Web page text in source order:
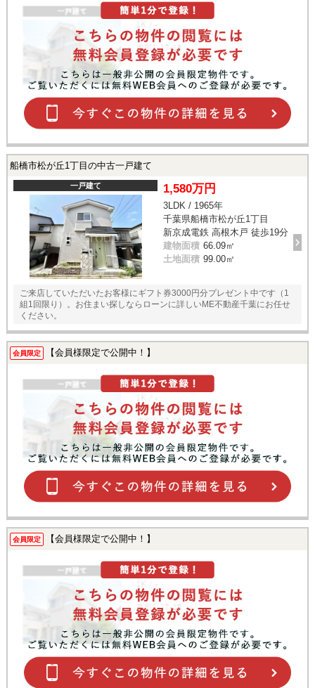
船橋市松が丘1丁目の中古一戸建て
一戸建て 1,580万円
3LDK / 1965年
千葉県船橋市松が丘1丁目
新京成電鉄 高根木戸 徒歩19分
建物面積 66.09㎡
土地面積 99.00㎡
ご来店していただいたお客様にギフト券3000円分プレゼント中です（1
組1回限り）。お住まい探しならローンに詳しいME不動産千葉にお任せ
ください。
会員限定 【会員様限定で公開中！】
会員限定 【会員様限定で公開中！】